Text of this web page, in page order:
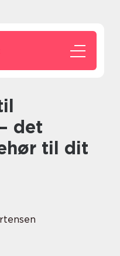
det
til dit